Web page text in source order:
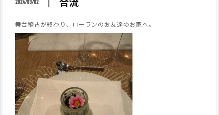
2024/03/02
舞台稽古が終わり、ローランのお友達のお家へ。